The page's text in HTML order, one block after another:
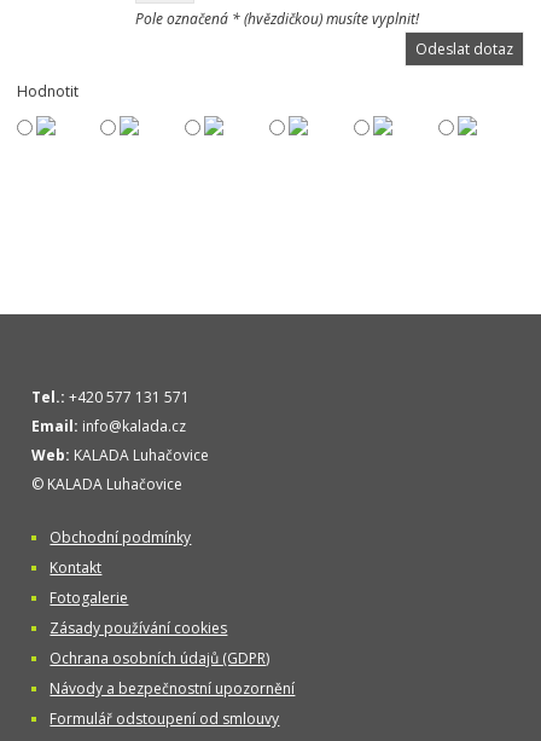
Pole označená * (hvězdičkou) musíte vyplnit!
Hodnotit
Tel.: +420 577 131 571
Email: info@kalada.cz
Web: KALADA Luhačovice
© KALADA Luhačovice
Obchodní podmínky
Kontakt
Fotogalerie
Zásady používání cookies
Ochrana osobních údajů (GDPR)
Návody a bezpečnostní upozornění
Formulář odstoupení od smlouvy